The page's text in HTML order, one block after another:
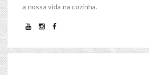
a nossa vida na cozinha.